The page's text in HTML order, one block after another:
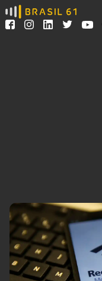
Ver todas as notícias
Podcasts
Agronegócios
Brasil
Brasil Mineral
Ciência &
Tecnologia